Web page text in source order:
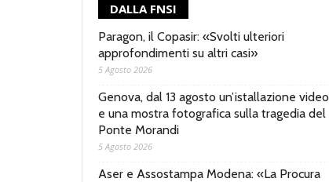
DALLA FNSI
Paragon, il Copasir: «Svolti ulteriori
approfondimenti su altri casi»
5 Agosto 2026
Genova, dal 13 agosto un’istallazione video
e una mostra fotografica sulla tragedia del
Ponte Morandi
5 Agosto 2026
Aser e Assostampa Modena: «La Procura